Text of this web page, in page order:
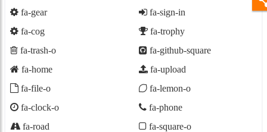
fa-gear
fa-cog
fa-trash-o
fa-home
fa-file-o
fa-clock-o
fa-road
fa-sign-in
fa-trophy
fa-github-square
fa-upload
fa-lemon-o
fa-phone
fa-square-o